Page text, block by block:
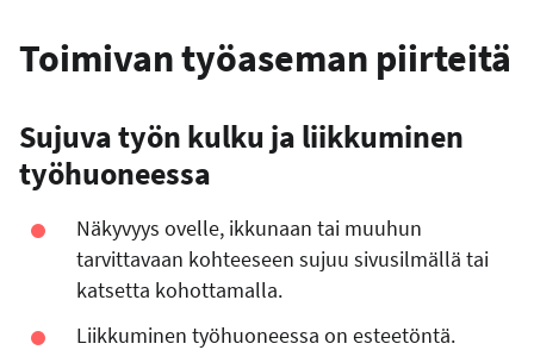
Toimivan työaseman piirteitä
Sujuva työn kulku ja liikkuminen
työhuoneessa
Näkyvyys ovelle, ikkunaan tai muuhun
tarvittavaan kohteeseen sujuu sivusilmällä tai
katsetta kohottamalla.
Liikkuminen työhuoneessa on esteetöntä.